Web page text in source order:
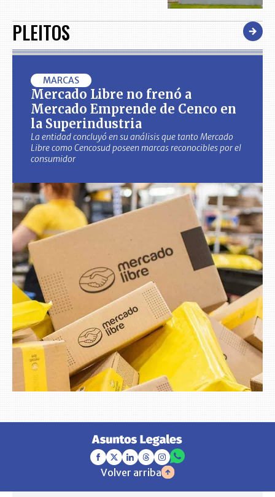
PLEITOS
MARCAS
Mercado Libre no frenó a
Mercado Emprende de Cenco en
la Superindustria
La entidad concluyó en su análisis que tanto Mercado
Libre como Cencosud poseen marcas reconocibles por el
consumidor
Volver arriba